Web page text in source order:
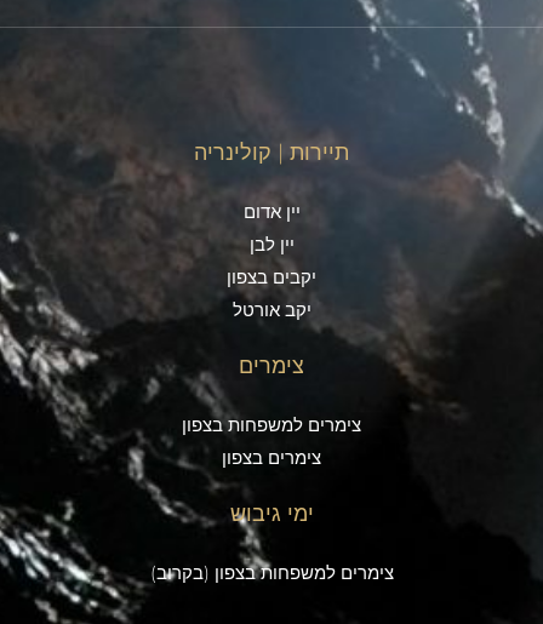
תיירות | קולינריה
יין אדום
יין לבן
יקבים בצפון
יקב אורטל
צימרים
צימרים למשפחות בצפון
צימרים בצפון
ימי גיבוש
צימרים למשפחות בצפון (בקרוב)